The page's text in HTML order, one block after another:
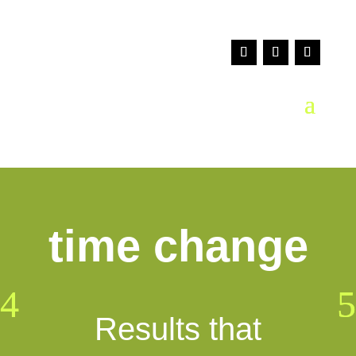
time change
Results that